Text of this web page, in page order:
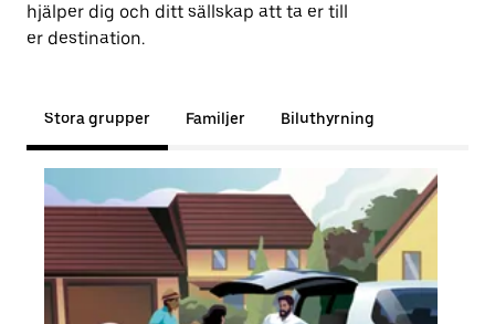
hjälper dig och ditt sällskap att ta er till
er destination.
Stora grupper Familjer Biluthyrning